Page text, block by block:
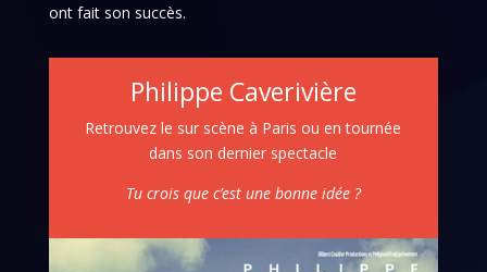
ont fait son succès.
Philippe Caverivière
Retrouvez le sur scène à Paris ou en tournée
dans son dernier spectacle
Tu crois que c’est une bonne idée ?